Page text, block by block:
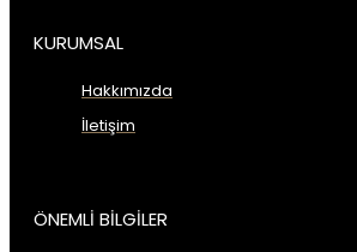
KURUMSAL
Hakkımızda
İletişim
ÖNEMLİ BİLGİLER